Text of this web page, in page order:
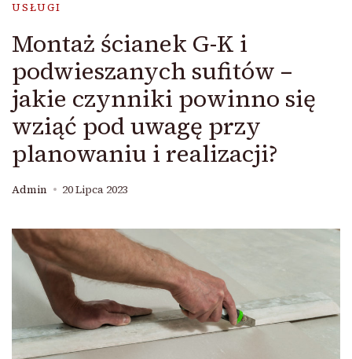
USŁUGI
Montaż ścianek G-K i
podwieszanych sufitów –
jakie czynniki powinno się
wziąć pod uwagę przy
planowaniu i realizacji?
Admin 20 Lipca 2023